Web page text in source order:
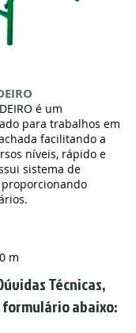
é um
para trabalhos em
facilitando a
níveis, rápido e
sistema de
m
Técnicas,
abaixo: